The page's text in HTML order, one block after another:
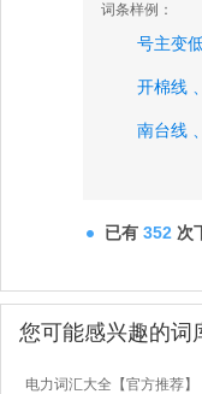
词条样例：
号主变
开棉线 、
南台线 、
已有 352 次
您可能感兴趣的词
电力词汇大全【官方推荐】